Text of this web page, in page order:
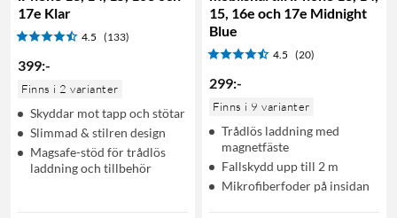
17e Klar
4.5 (133)
399:-
Finns i 2 varianter
Skyddar mot tapp och stötar
Slimmad & stilren design
Magsafe-stöd för trådlös
laddning och tillbehör
15, 16e och 17e Midnight
Blue
4.5 (20)
299:-
Finns i 9 varianter
Trådlös laddning med
magnetfäste
Fallskydd upp till 2 m
Mikrofiberfoder på insidan